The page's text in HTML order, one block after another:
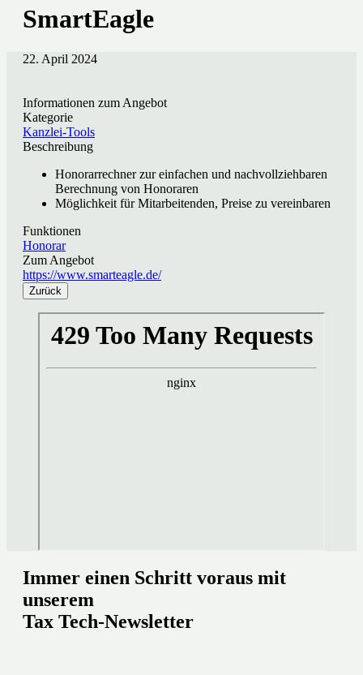
SmartEagle
22. April 2024
Informationen zum Angebot
Kategorie
Kanzlei-Tools
Beschreibung
Honorarrechner zur einfachen und nachvollziehbaren
Berechnung von Honoraren
Möglichkeit für Mitarbeitenden, Preise zu vereinbaren
Funktionen
Honorar
Zum Angebot
https://www.smarteagle.de/
Zurück
Immer einen Schritt voraus mit
unserem
Tax Tech-Newsletter